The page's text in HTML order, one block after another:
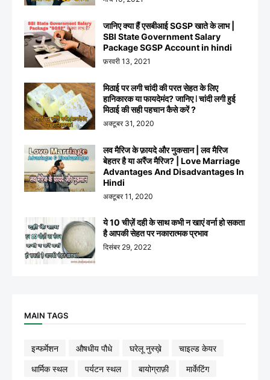
जानिए क्या हैं एसबीआई SGSP खाते के लाभ |
SBI State Government Salary
Package SGSP Account in hindi
फ़रवरी 13, 2021
मिठाई पर लगी चांदी की परत सेहत के लिए
हानिकारक या फायदेमंद? जानिए ꘡ चांदी लगी हुई
मिठाई की सही पहचान कैसे करें ?
अक्टूबर 31, 2020
लव मैरिज के फ़ायदे और नुकसान | लव मैरिज
बेहतर है या अरैंज मैरिज? | Love Marriage
Advantages And Disadvantages In
Hindi
अक्टूबर 11, 2020
ये 10 चीज़ें दही के साथ कभी न खाएं वर्ना हो सकता
है आपकी सेहत पर नकारात्मक प्रभाव
दिसंबर 29, 2022
MAIN TAGS
इन्फर्मेशन औषधीय पौधे घरेलू नुस्ख़े
चाइल्ड केयर
धार्मिक स्थल
पर्यटन स्थल बायोग्राफ़ी
मार्केटिंग